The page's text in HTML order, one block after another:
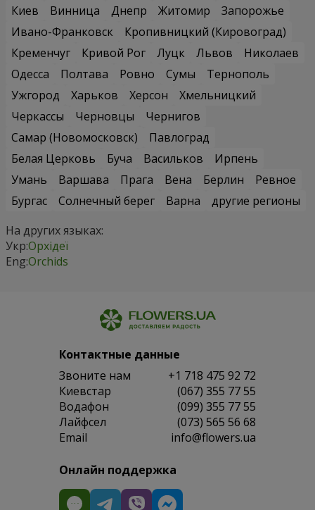
Киев
Винница Днепр Житомир
Запорожье
Ивано-Франковск
Кропивницкий (Кировоград)
Кременчуг
Кривой Рог Луцк Львов
Николаев
Одесса
Полтава Ровно Сумы
Тернополь
Ужгород
Харьков Херсон
Хмельницкий
Черкассы
Черновцы
Чернигов
Самар (Новомосковск)
Павлоград
Белая Церковь
Буча Васильков
Ирпень
Умань
Варшава Прага Вена Берлин
Ревное
Бургас
Солнечный берег Варна
другие регионы
На других языках:
Укр:Орхідеї
Eng:Orchids
Контактные данные
Звоните нам
+1 718 475 92 72
Киевстар
(067) 355 77 55
Водафон
(099) 355 77 55
Лайфсел
(073) 565 56 68
Email
info@flowers.ua
Онлайн поддержка